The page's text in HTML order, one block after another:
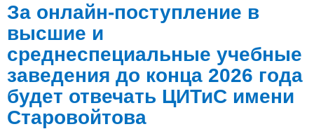
За онлайн-поступление в
высшие и
среднеспециальные учебные
заведения до конца 2026 года
будет отвечать ЦИТиС имени
Старовойтова